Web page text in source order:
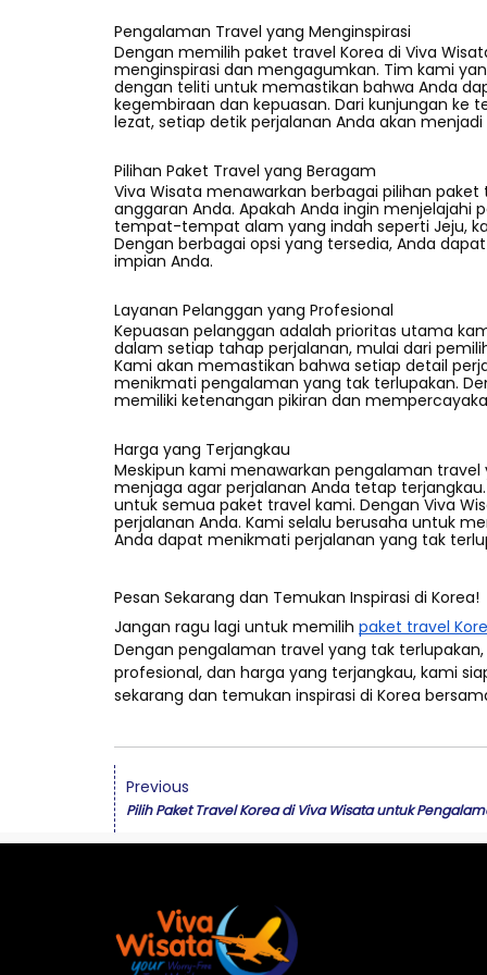
Pengalaman Travel yang Menginspirasi
Dengan memilih paket travel Korea di Viva
menginspirasi dan mengagumkan. Tim kami
dengan teliti untuk memastikan bahwa Anda
kegembiraan dan kepuasan. Dari kunjungan
lezat, setiap detik perjalanan Anda akan menjadi
Pilihan Paket Travel yang Beragam
Viva Wisata menawarkan berbagai pilihan
anggaran Anda. Apakah Anda ingin
tempat-tempat alam yang indah seperti Jeju,
Dengan berbagai opsi yang tersedia, Anda
impian Anda.
Layanan Pelanggan yang Profesional
Kepuasan pelanggan adalah prioritas utama
dalam setiap tahap perjalanan, mulai dari
Kami akan memastikan bahwa setiap detail
menikmati pengalaman yang tak terlupakan.
memiliki ketenangan pikiran dan
Harga yang Terjangkau
Meskipun kami menawarkan pengalaman
menjaga agar perjalanan Anda tetap
untuk semua paket travel kami. Dengan Viva
perjalanan Anda. Kami selalu berusaha untuk
Anda dapat menikmati perjalanan yang tak
Pesan Sekarang dan Temukan Inspirasi di Korea!
Jangan ragu lagi untuk memilihpaket travel
Dengan pengalaman travel yang tak
profesional, dan harga yang terjangkau, kami
sekarang dan temukan inspirasi di Korea
Previous
Pilih Paket Travel Korea di Viva Wisata untuk